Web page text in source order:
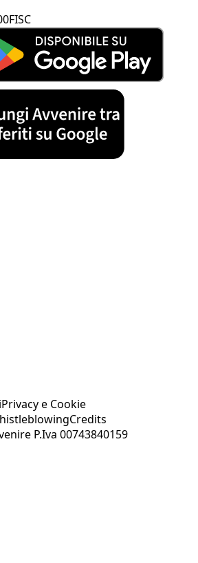
FISC
Privacy e Cookie
Credits
P.Iva 00743840159